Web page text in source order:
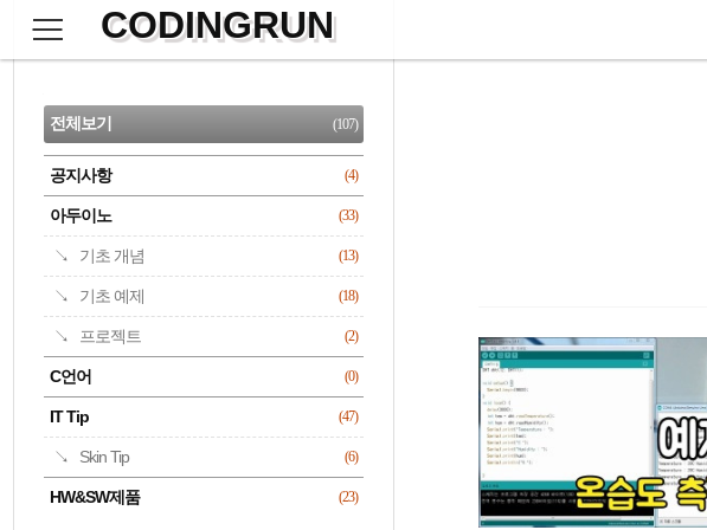
으
CODINGRUN
CATEGORY
전체보기 (107)
공지사항 (4)
아두이노 (33)
기초 개념 (13)
기초 예제 (18)
프로젝트 (2)
C언어 (0)
IT Tip (47)
Skin Tip (6)
HW&SW제품 (23)
검